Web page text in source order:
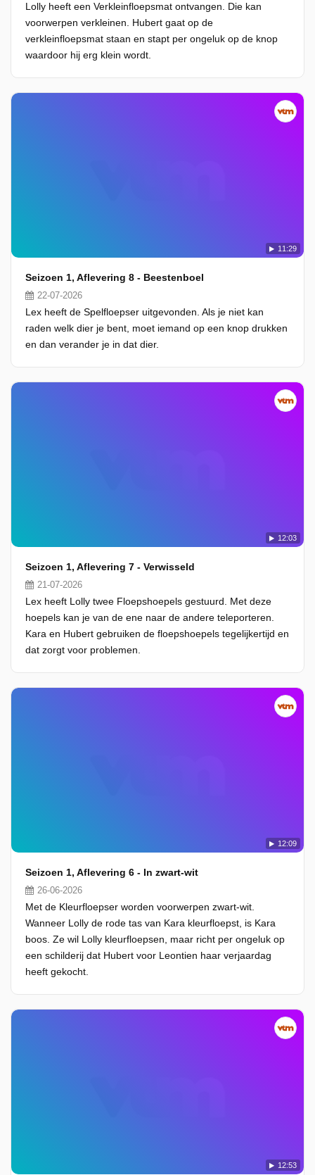
Lolly heeft een Verkleinfloepsmat ontvangen. Die kan
voorwerpen verkleinen. Hubert gaat op de
verkleinfloepsmat staan en stapt per ongeluk op de knop
waardoor hij erg klein wordt.
11:29
Seizoen 1, Aflevering 8 - Beestenboel
22-07-2026
Lex heeft de Spelfloepser uitgevonden. Als je niet kan
raden welk dier je bent, moet iemand op een knop drukken
en dan verander je in dat dier.
12:03
Seizoen 1, Aflevering 7 - Verwisseld
21-07-2026
Lex heeft Lolly twee Floepshoepels gestuurd. Met deze
hoepels kan je van de ene naar de andere teleporteren.
Kara en Hubert gebruiken de floepshoepels tegelijkertijd en
dat zorgt voor problemen.
12:09
Seizoen 1, Aflevering 6 - In zwart-wit
26-06-2026
Met de Kleurfloepser worden voorwerpen zwart-wit.
Wanneer Lolly de rode tas van Kara kleurfloepst, is Kara
boos. Ze wil Lolly kleurfloepsen, maar richt per ongeluk op
een schilderij dat Hubert voor Leontien haar verjaardag
heeft gekocht.
12:53